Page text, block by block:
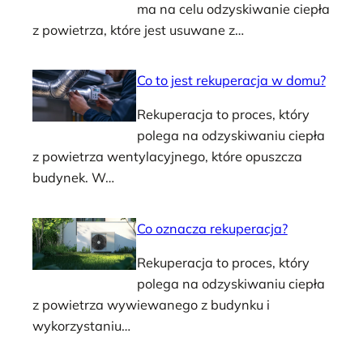
ma na celu odzyskiwanie ciepła
z powietrza, które jest usuwane z…
Co to jest rekuperacja w domu?
Rekuperacja to proces, który
polega na odzyskiwaniu ciepła
z powietrza wentylacyjnego, które opuszcza
budynek. W…
Co oznacza rekuperacja?
Rekuperacja to proces, który
polega na odzyskiwaniu ciepła
z powietrza wywiewanego z budynku i
wykorzystaniu…